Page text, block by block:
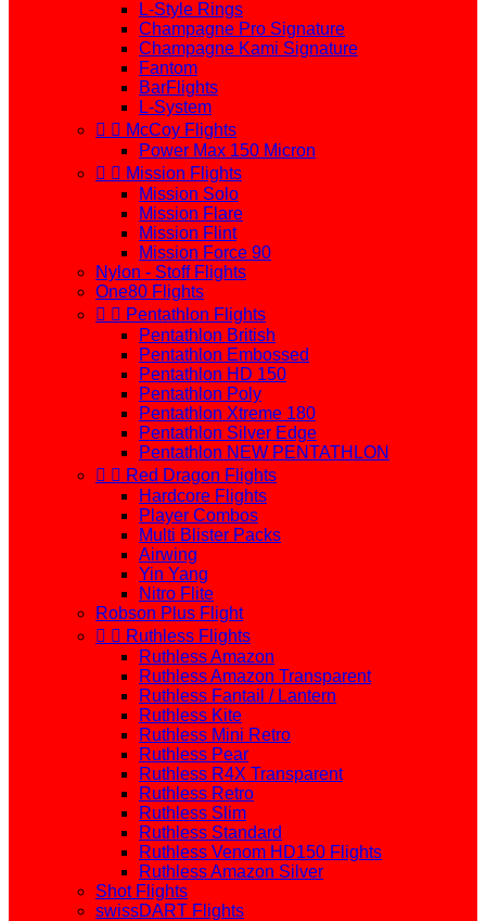
L-Style Rings
Champagne Pro Signature
Champagne Kami Signature
Fantom
BarFlights
L-System
  McCoy Flights
Power Max 150 Micron
  Mission Flights
Mission Solo
Mission Flare
Mission Flint
Mission Force 90
Nylon - Stoff Flights
One80 Flights
  Pentathlon Flights
Pentathlon British
Pentathlon Embossed
Pentathlon HD 150
Pentathlon Poly
Pentathlon Xtreme 180
Pentathlon Silver Edge
Pentathlon NEW PENTATHLON
  Red Dragon Flights
Hardcore Flights
Player Combos
Multi Blister Packs
Airwing
Yin Yang
Nitro Flite
Robson Plus Flight
  Ruthless Flights
Ruthless Amazon
Ruthless Amazon Transparent
Ruthless Fantail / Lantern
Ruthless Kite
Ruthless Mini Retro
Ruthless Pear
Ruthless R4X Transparent
Ruthless Retro
Ruthless Slim
Ruthless Standard
Ruthless Venom HD150 Flights
Ruthless Amazon Silver
Shot Flights
swissDART Flights